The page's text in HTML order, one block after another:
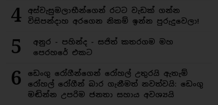
4
අස්වැසුමලාභීන්ගෙන් රටට වැඩක් ගන්න
විසිපන්දාහ අරගෙන නිකම් ඉන්න පුරුදුවෙලා!
5
අනුර - පහින්ද - සජිත් කතරගම මහ
පෙරහරේ එකට
6
ඩෙංගු රෝගීන්ගෙන් රෝහල් උතුරයි ඇතැම්
රෝහල් රෝගීන් බාර ගැනීමත් නවත්වයි: ඩෙංගු
මඬින්න උපරිම ජනතා සහාය අවශ්‍යයි